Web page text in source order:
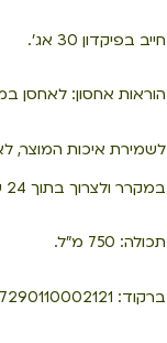
חייב בפיקדון 30 אג'.
הוראות אחסון: לאחסן
לשמירת איכות המוצר,
במקרר ולצרוך בתוך 24 שעות.
תכולה: 750 מ"ל.
ברקוד: 7290110002121